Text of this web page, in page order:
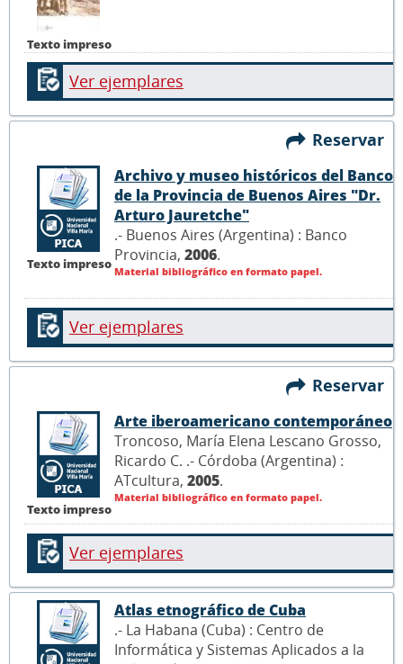
Texto impreso
Ver ejemplares
Reservar
Texto impreso
Archivo y museo históricos del Banco
de la Provincia de Buenos Aires "Dr.
Arturo Jauretche"
.- Buenos Aires (Argentina) : Banco
Provincia, 2006.
Material bibliográfico en formato papel.
Ver ejemplares
Reservar
Texto impreso
Arte iberoamericano contemporáneo
Troncoso, María Elena Lescano Grosso,
Ricardo C. .- Córdoba (Argentina) :
ATcultura, 2005.
Material bibliográfico en formato papel.
Ver ejemplares
Atlas etnográfico de Cuba
.- La Habana (Cuba) : Centro de
Informática y Sistemas Aplicados a la